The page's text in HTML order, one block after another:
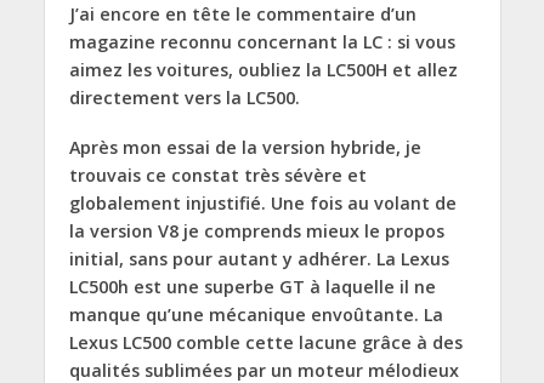
J’ai encore en tête le commentaire d’un
magazine reconnu concernant la LC : si vous
aimez les voitures, oubliez la LC500H et allez
directement vers la LC500.
Après mon essai de la version hybride, je
trouvais ce constat très sévère et
globalement injustifié. Une fois au volant de
la version V8 je comprends mieux le propos
initial, sans pour autant y adhérer. La Lexus
LC500h est une superbe GT à laquelle il ne
manque qu’une mécanique envoûtante. La
Lexus LC500 comble cette lacune grâce à des
qualités sublimées par un moteur mélodieux